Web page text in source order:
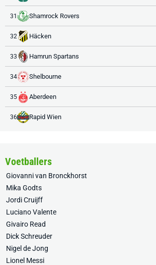
31 Shamrock Rovers
32 Häcken
33 Hamrun Spartans
34 Shelbourne
35 Aberdeen
36 Rapid Wien
Voetballers
Giovanni van Bronckhorst
Mika Godts
Jordi Cruijff
Luciano Valente
Givairo Read
Dick Schreuder
Nigel de Jong
Lionel Messi